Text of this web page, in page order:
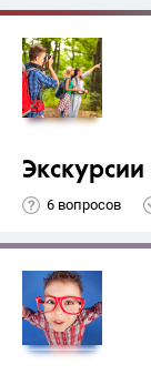
Экскурсии
6 вопросов